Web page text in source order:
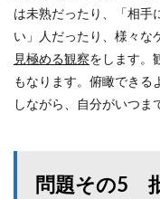
は未熟だったり、「相手
い」人だったり、様々な
見極める観察をします。
もなります。俯瞰できる
しながら、自分がいつま
問題その5